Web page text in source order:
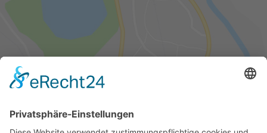
FÜR SIE ERREICHBAR!
0365/823310